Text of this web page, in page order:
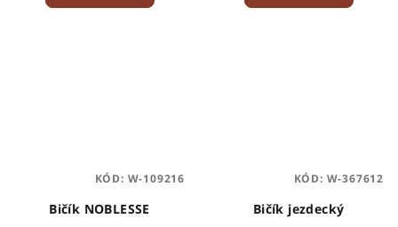
Bičík NOBLESSE
KÓD: W-109216
Bičík jezdecký
KÓD: W-367612